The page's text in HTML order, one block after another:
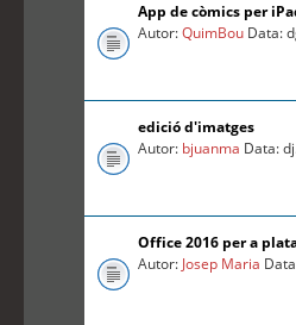
App de còmics per
Autor:QuimBou Data:
edició d'imatges
Autor: bjuanma Data:
Office 2016 per a
Autor: Josep Maria